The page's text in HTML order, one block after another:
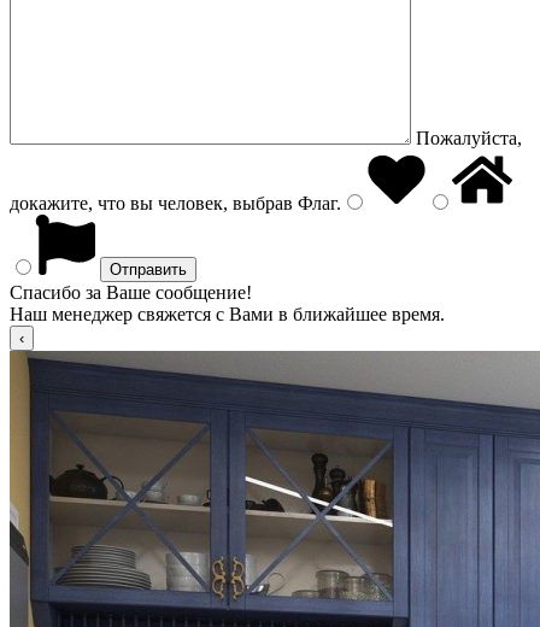
Пожалуйста,
докажите, что вы человек, выбрав Флаг.
Спасибо за Ваше сообщение!
Наш менеджер свяжется с Вами в ближайшее время.